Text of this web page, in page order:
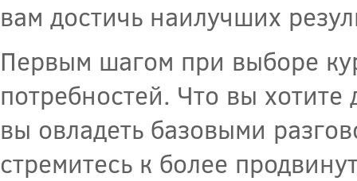
вам достичь наилучших
Первым шагом при выборе
потребностей. Что вы
вы овладеть базовыми
стремитесь к более